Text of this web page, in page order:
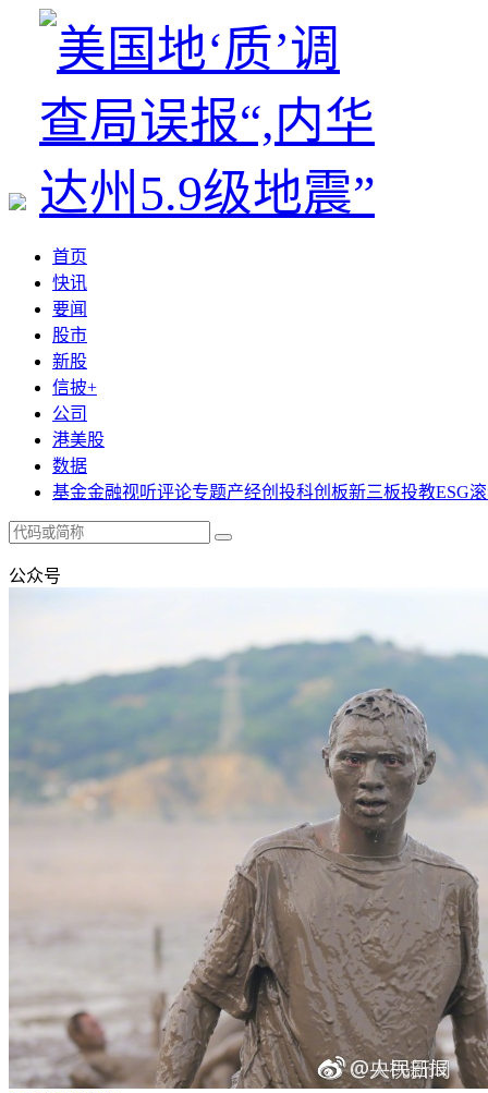
首页
快讯
要闻
股市
新股
信披+
公司
港美股
数据
基金金融视听评论专题产经创投科创板新三板投教ESG
公众号